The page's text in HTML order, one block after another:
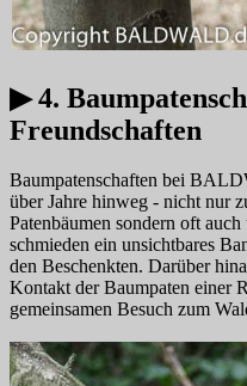
▶ 4.
Freundschaften
Baumpatenschaften bei
über Jahre hinweg - nicht nur
Patenbäumen sondern oft
schmieden ein unsichtbares
den Beschenkten. Darüber
Kontakt der Baumpaten einer
gemeinsamen Besuch zum